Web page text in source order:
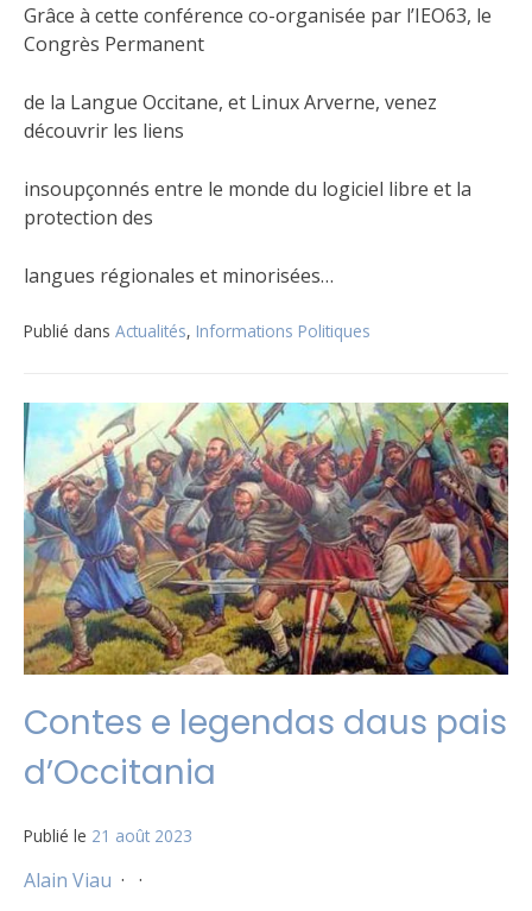
Grâce à cette conférence co-organisée par l’IEO63, le
Congrès Permanent
de la Langue Occitane, et Linux Arverne, venez
découvrir les liens
insoupçonnés entre le monde du logiciel libre et la
protection des
langues régionales et minorisées…
Publié dans Actualités, Informations Politiques
Contes e legendas daus pais
d’Occitania
Publié le 21 août 2023
Alain Viau · ·